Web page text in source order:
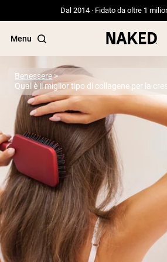
Dal 2014 · Fidato da oltre 1
Menu
Termini di ricerca popolari
”Protein Powder“
”Overnight Oats“
”Vegan protein“
”Collagen“
”Micellar Casein“
PROTEIN POWDERS
Proteina di piselli
Proteine del Siero
Allevamento al
Benessere
Qual è il miglior tipo di collagene per la